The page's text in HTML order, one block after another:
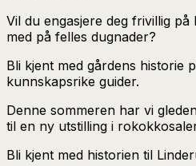
Vil du engasjere deg frivillig
med på felles dugnader?
Bli kjent med gårdens historie
kunnskapsrike guider.
Denne sommeren har vi
til en ny utstilling i
Bli kjent med historien til